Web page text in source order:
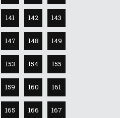
141 142 143
147 148 149
153 154 155
159 160 161
165 166 167